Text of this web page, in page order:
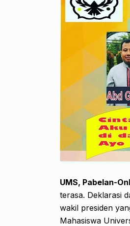
UMS, Pabelan-
terasa. Deklarasi
wakil presiden
Mahasiswa